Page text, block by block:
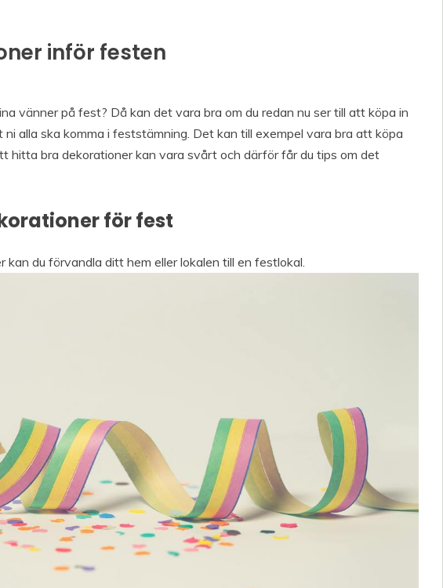
inför festen
vänner på fest? Då kan det vara bra om du redan nu ser till att köpa in
alla ska komma i feststämning. Det kan till exempel vara bra att köpa
hitta bra dekorationer kan vara svårt och därför får du tips om det
för fest
kan du förvandla ditt hem eller lokalen till en festlokal.